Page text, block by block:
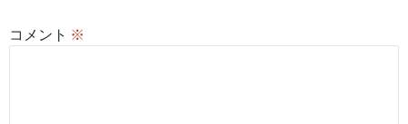
コメント ※